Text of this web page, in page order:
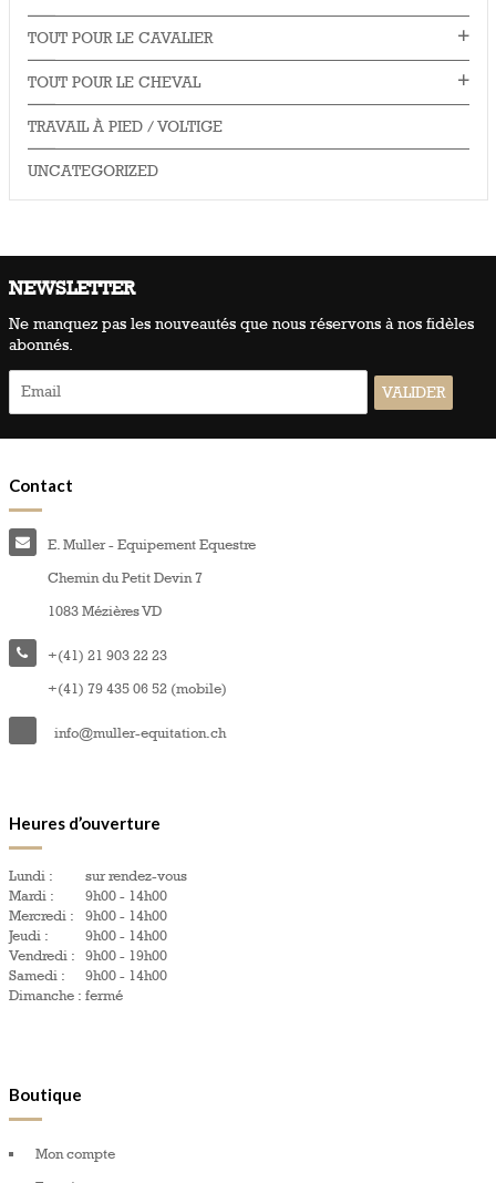
TOUT POUR LE CAVALIER
TOUT POUR LE CHEVAL
TRAVAIL À PIED / VOLTIGE
UNCATEGORIZED
NEWSLETTER
Ne manquez pas les nouveautés que nous réservons à nos fidèles
abonnés.
Contact
E. Muller - Equipement Equestre
Chemin du Petit Devin 7
1083 Mézières VD
+(41) 21 903 22 23
+(41) 79 435 06 52 (mobile)
info@muller-equitation.ch
Heures d’ouverture
Lundi :
sur rendez-vous
Mardi :
9h00 - 14h00
Mercredi :
9h00 - 14h00
Jeudi :
9h00 - 14h00
Vendredi :
9h00 - 19h00
Samedi :
9h00 - 14h00
Dimanche : fermé
Boutique
Mon compte